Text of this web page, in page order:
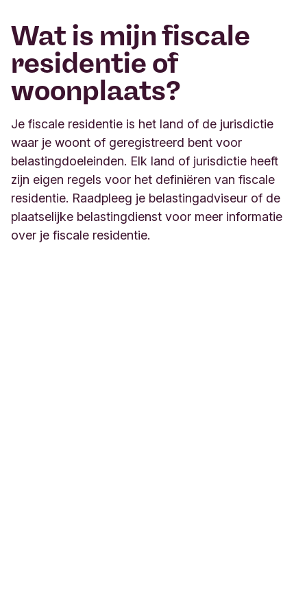
Wat is mijn fiscale
residentie of
woonplaats?
Je fiscale residentie is het land of de jurisdictie
waar je woont of geregistreerd bent voor
belastingdoeleinden. Elk land of jurisdictie heeft
zijn eigen regels voor het definiëren van fiscale
residentie. Raadpleeg je belastingadviseur of de
plaatselijke belastingdienst voor meer informatie
over je fiscale residentie.